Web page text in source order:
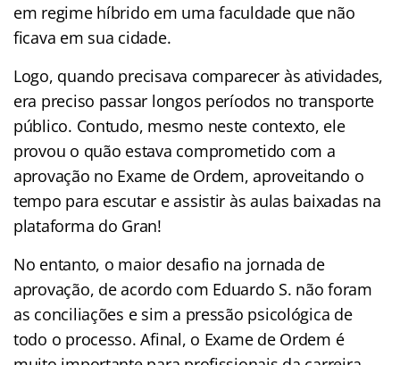
em regime híbrido em uma faculdade que não
ficava em sua cidade.
Logo, quando precisava comparecer às atividades,
era preciso passar longos períodos no transporte
público. Contudo, mesmo neste contexto, ele
provou o quão estava comprometido com a
aprovação no Exame de Ordem, aproveitando o
tempo para escutar e assistir às aulas baixadas na
plataforma do Gran!
No entanto, o maior desafio na jornada de
aprovação, de acordo com Eduardo S. não foram
as conciliações e sim a pressão psicológica de
todo o processo. Afinal, o Exame de Ordem é